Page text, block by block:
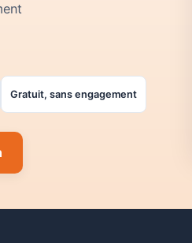
Gratuit, sans engagement